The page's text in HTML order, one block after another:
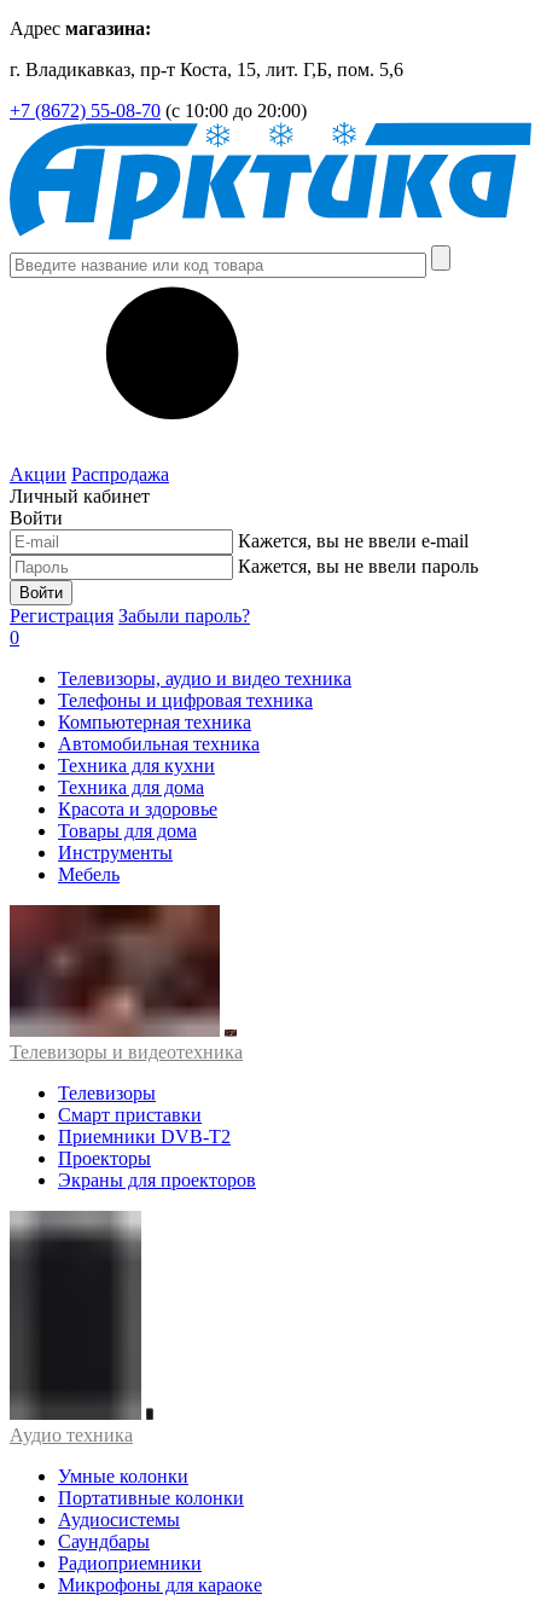
Адрес магазина:
г. Владикавказ, пр-т Коста, 15, лит. Г,Б, пом. 5,6
+7 (8672) 55-08-70 (с 10:00 до 20:00)
Акции Распродажа
Личный кабинет
Войти
Кажется, вы не ввели e-mail
Кажется, вы не ввели пароль
Войти
Регистрация Забыли пароль?
0
Телевизоры, аудио и видео техника
Телефоны и цифровая техника
Компьютерная техника
Автомобильная техника
Техника для кухни
Техника для дома
Красота и здоровье
Товары для дома
Инструменты
Мебель
Телевизоры и видеотехника
Телевизоры
Смарт приставки
Приемники DVB-T2
Проекторы
Экраны для проекторов
Аудио техника
Умные колонки
Портативные колонки
Аудиосистемы
Саундбары
Радиоприемники
Микрофоны для караоке